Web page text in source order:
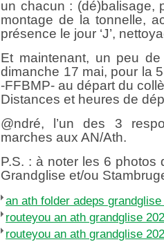
un chacun : (dé)balisage,
montage de la tonnelle,
présence le jour ‘J’,
Et maintenant, un peu de
dimanche 17 mai, pour la
-FFBMP- au départ du
Distances et heures de
@ndré, l’un des 3
marches aux AN/Ath.
P.S. : à noter les 6 photos
Grandglise et/ou
an ath folder adeps grandglise
routeyou an ath grandglise
routeyou an ath grandglise